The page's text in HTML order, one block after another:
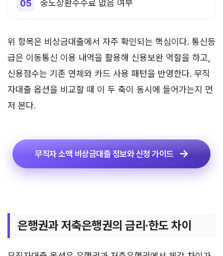
중도상환수수료 없음 여부
위 항목은 비상금대출에서 자주 확인되는 핵심이다. 통신등
급은 이동통신 이용 내역을 활용해 신용보완 역할을 하고,
신용점수는 기존 연체와 카드 사용 패턴을 반영한다. 무직
자대출 옵션을 비교할 때 이 두 축이 동시에 들어가는지 먼
저 본다.
무직자 소액 비상금대출 정보와 신청 가이드
은행권과 저축은행권의 금리·한도 차이